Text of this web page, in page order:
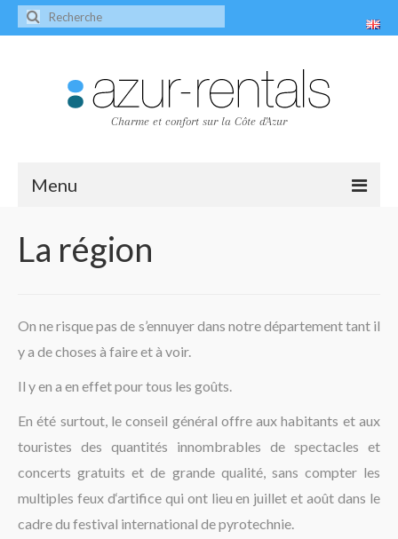
Charme et confort sur la Côte d'Azur
Menu
Accueil
Les villas
La région
La région
On ne risque pas de s’ennuyer dans notre département tant il
y a de choses à faire et à voir.
Il y en a en effet pour tous les goûts.
En été surtout, le conseil général offre aux habitants et aux
touristes des quantités innombrables de spectacles et
concerts gratuits et de grande qualité, sans compter les
multiples feux d‘artifice qui ont lieu en juillet et août dans le
cadre du festival international de pyrotechnie.